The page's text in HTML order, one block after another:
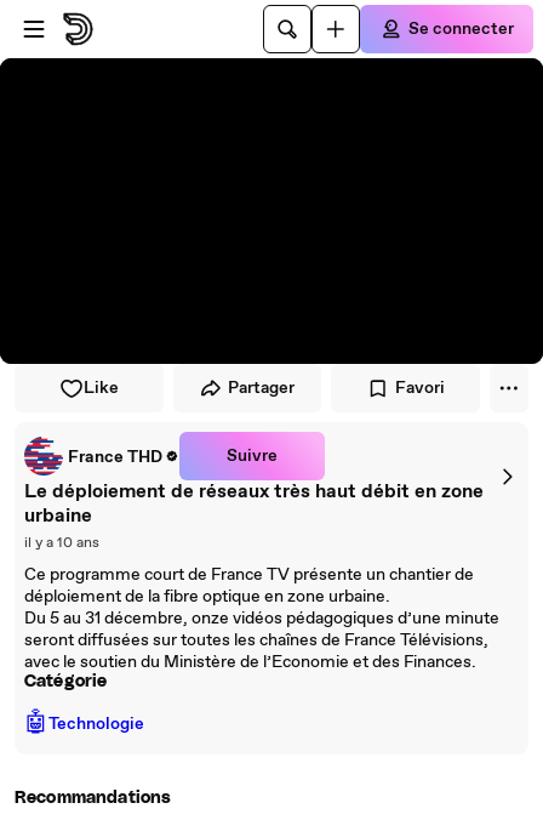
Passer au player
Passer au contenu principal
Se connecter
Like Partager Favori
France THD Suivre
Le déploiement de réseaux très haut débit en zone
urbaine
il y a 10 ans
Ce programme court de France TV présente un chantier de
déploiement de la fibre optique en zone urbaine.
Du 5 au 31 décembre, onze vidéos pédagogiques d’une minute
seront diffusées sur toutes les chaînes de France Télévisions,
avec le soutien du Ministère de l’Economie et des Finances.
Catégorie
🤖Technologie
Recommandations